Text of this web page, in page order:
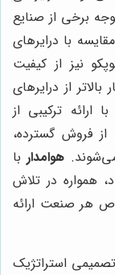
برخی از صنایع
با درایرهای
نیز از کیفیت
از درایرهای
ارائه ترکیبی از
فروش گسترده،
هوامدار با
همواره در تلاش
هر صنعت ارائه
استراتژیک